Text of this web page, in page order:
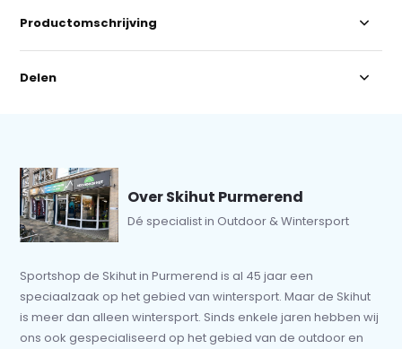
Productomschrijving
Delen
Over Skihut Purmerend
Dé specialist in Outdoor & Wintersport
Sportshop de Skihut in Purmerend is al 45 jaar een
speciaalzaak op het gebied van wintersport. Maar de Skihut
is meer dan alleen wintersport. Sinds enkele jaren hebben wij
ons ook gespecialiseerd op het gebied van de outdoor en